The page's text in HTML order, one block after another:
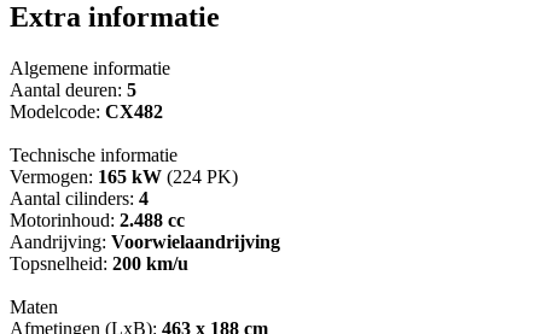
Extra informatie
Algemene informatie
Aantal deuren: 5
Modelcode: CX482
Technische informatie
Vermogen: 165 kW (224 PK)
Aantal cilinders: 4
Motorinhoud: 2.488 cc
Aandrijving: Voorwielaandrijving
Topsnelheid: 200 km/u
Maten
Afmetingen (LxB): 463 x 188 cm